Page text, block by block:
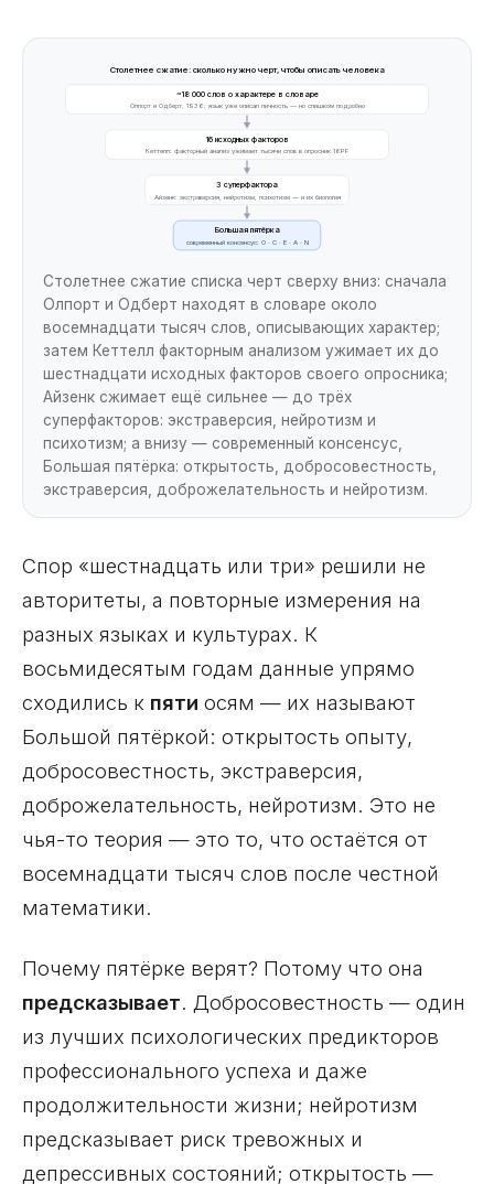
Столетнее сжатие: сколько нужно черт, чтобы описать человека
~18 000 слов о характере в словаре
Олпорт и Одберт, 1936: язык уже описал личность — но слишком подробно
16 исходных факторов
Кеттелл: факторный анализ ужимает тысячи слов в опросник 16PF
3 суперфактора
Айзенк: экстраверсия, нейротизм, психотизм — и их биология
Большая пятёрка
современный консенсус: O · C · E · A · N
Столетнее сжатие списка черт сверху вниз: сначала
Олпорт и Одберт находят в словаре около
восемнадцати тысяч слов, описывающих характер;
затем Кеттелл факторным анализом ужимает их до
шестнадцати исходных факторов своего опросника;
Айзенк сжимает ещё сильнее — до трёх
суперфакторов: экстраверсия, нейротизм и
психотизм; а внизу — современный консенсус,
Большая пятёрка: открытость, добросовестность,
экстраверсия, доброжелательность и нейротизм.
Спор «шестнадцать или три» решили не
авторитеты, а повторные измерения на
разных языках и культурах. К
восьмидесятым годам данные упрямо
сходились к пяти осям — их называют
Большой пятёркой: открытость опыту,
добросовестность, экстраверсия,
доброжелательность, нейротизм. Это не
чья-то теория — это то, что остаётся от
восемнадцати тысяч слов после честной
математики.
Почему пятёрке верят? Потому что она
предсказывает. Добросовестность — один
из лучших психологических предикторов
профессионального успеха и даже
продолжительности жизни; нейротизм
предсказывает риск тревожных и
депрессивных состояний; открытость —